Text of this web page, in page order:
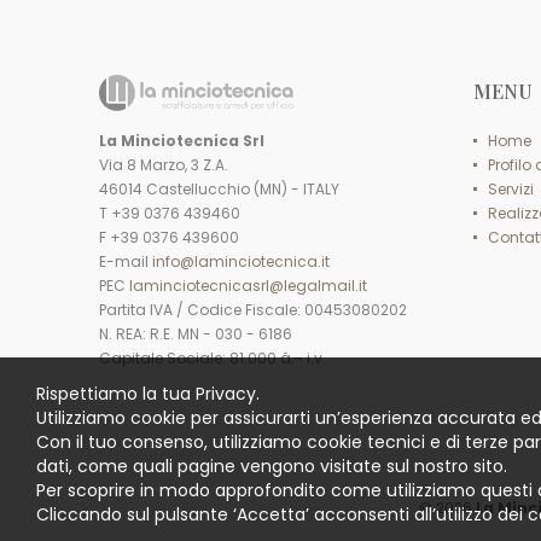
La Minciotecnica Srl
Via 8 Marzo, 3 Z.A.
46014 Castellucchio (MN) - ITALY
T +39 0376 439460
F +39 0376 439600
E-mail info@laminciotecnica.it
PEC laminciotecnicasrl@legalmail.it
Partita IVA / Codice Fiscale: 00453080202
N. REA: R.E. MN - 030 - 6186
Capitale Sociale: 81.000 â‚¬ i.v.
MENU
Home
Profilo
Servizi
© 2026La
Rispettiamo la tua Privacy.
Utilizziamo cookie per assicurarti un’esperienza accurata
Con il tuo consenso, utilizziamo cookie tecnici e di terze
dati, come quali pagine vengono visitate sul nostro sito.
Per scoprire in modo approfondito come utilizziamo questi
Cliccando sul pulsante ‘Accetta’ acconsenti all’utilizzo dei